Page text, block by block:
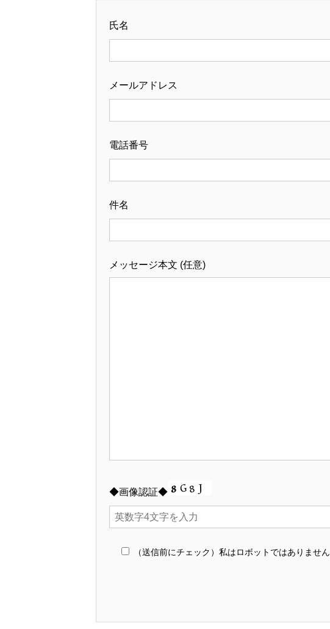
氏名
メールアドレス
電話番号
件名
メッセージ本文 (任意)
◆画像認証◆
（送信前にチェック）私はロボットではありません